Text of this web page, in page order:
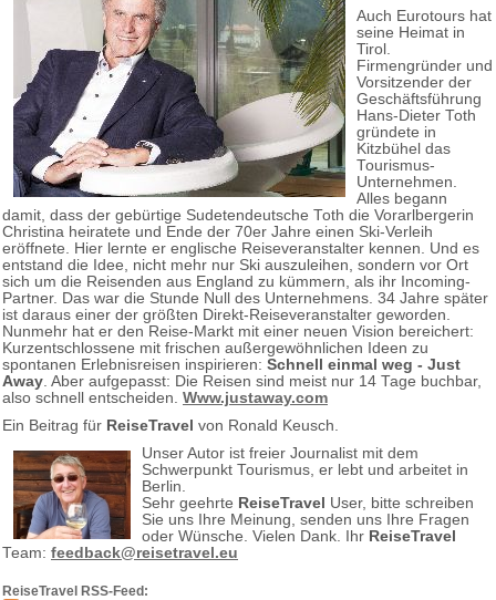
Auch Eurotours hat
seine Heimat in
Tirol.
Firmengründer und
Vorsitzender der
Geschäftsführung
Hans-Dieter Toth
gründete in
Kitzbühel das
Tourismus-
Unternehmen.
Alles begann
damit, dass der gebürtige Sudetendeutsche Toth die Vorarlbergerin
Christina heiratete und Ende der 70er Jahre einen Ski-Verleih
eröffnete. Hier lernte er englische Reiseveranstalter kennen. Und es
entstand die Idee, nicht mehr nur Ski auszuleihen, sondern vor Ort
sich um die Reisenden aus England zu kümmern, als ihr Incoming-
Partner. Das war die Stunde Null des Unternehmens. 34 Jahre später
ist daraus einer der größten Direkt-Reiseveranstalter geworden.
Nunmehr hat er den Reise-Markt mit einer neuen Vision bereichert:
Kurzentschlossene mit frischen außergewöhnlichen Ideen zu
spontanen Erlebnisreisen inspirieren: Schnell einmal weg - Just
Away . Aber aufgepasst: Die Reisen sind meist nur 14 Tage buchbar,
also schnell entscheiden. Www.justaway.com
Ein Beitrag für ReiseTravel von Ronald Keusch.
Unser Autor ist freier Journalist mit dem
Schwerpunkt Tourismus, er lebt und arbeitet in
Berlin.
Sehr geehrte ReiseTravel User, bitte schreiben
Sie uns Ihre Meinung, senden uns Ihre Fragen
oder Wünsche. Vielen Dank. Ihr ReiseTravel
Team: feedback@reisetravel.eu
ReiseTravel RSS-Feed: